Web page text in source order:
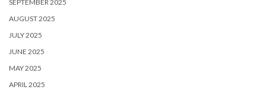
SEPTEMBER 2025
AUGUST 2025
JULY 2025
JUNE 2025
MAY 2025
APRIL 2025